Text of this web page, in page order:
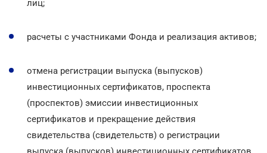
лиц;
расчеты с участниками Фонда и реализация активов;
отмена регистрации выпуска (выпусков)
инвестиционных сертификатов, проспекта
(проспектов) эмиссии инвестиционных
сертификатов и прекращение действия
свидетельства (свидетельств) о регистрации